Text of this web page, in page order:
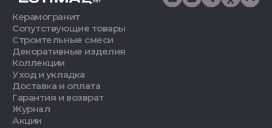
Керамогранит
Сопутствующие товары
Строительные смеси
Декоративные изделия
Коллекции
Уход и укладка
Доставка и оплата
Гарантия и возврат
Журнал
Акции